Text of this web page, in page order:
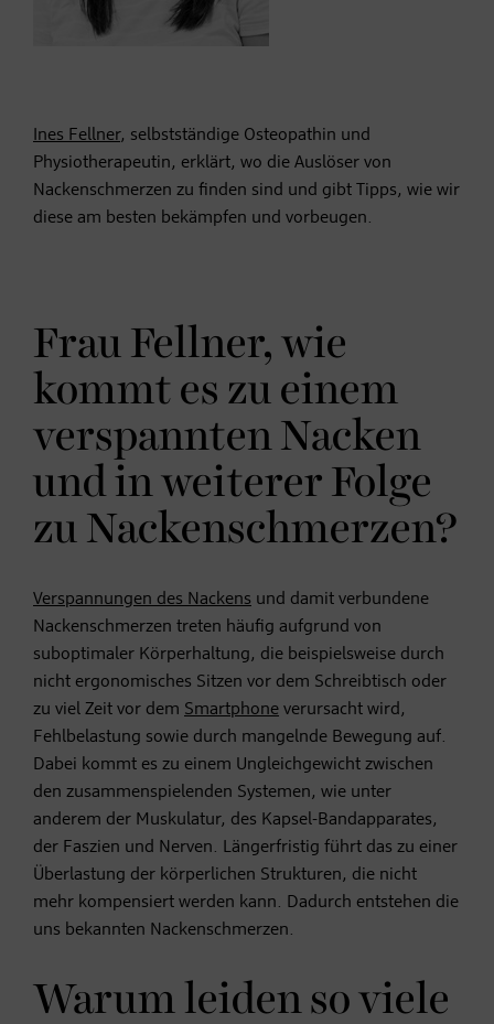
Ines Fellner, selbstständige Osteopathin und
Physiotherapeutin, erklärt, wo die Auslöser von
Nackenschmerzen zu finden sind und gibt Tipps, wie wir
diese am besten bekämpfen und vorbeugen.
Frau Fellner, wie
kommt es zu einem
verspannten Nacken
und in weiterer Folge
zu Nackenschmerzen?
Verspannungen des Nackens und damit verbundene
Nackenschmerzen treten häufig aufgrund von
suboptimaler Körperhaltung, die beispielsweise durch
nicht ergonomisches Sitzen vor dem Schreibtisch oder
zu viel Zeit vor dem Smartphone verursacht wird,
Fehlbelastung sowie durch mangelnde Bewegung auf.
Dabei kommt es zu einem Ungleichgewicht zwischen
den zusammenspielenden Systemen, wie unter
anderem der Muskulatur, des Kapsel-Bandapparates,
der Faszien und Nerven. Längerfristig führt das zu einer
Überlastung der körperlichen Strukturen, die nicht
mehr kompensiert werden kann. Dadurch entstehen die
uns bekannten Nackenschmerzen.
Warum leiden so viele